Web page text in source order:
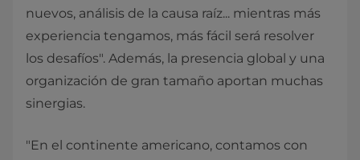
nuevos, análisis de la causa raíz... mientras más
experiencia tengamos, más fácil será resolver
los desafíos". Además, la presencia global y una
organización de gran tamaño aportan muchas
sinergias.
"En el continente americano, contamos con